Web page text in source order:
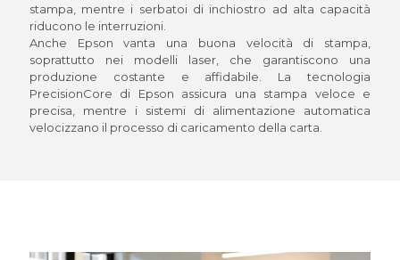
stampa, mentre i serbatoi di inchiostro ad alta capacità
riducono le interruzioni.
Anche Epson vanta una buona velocità di stampa,
soprattutto nei modelli laser, che garantiscono una
produzione costante e affidabile. La tecnologia
PrecisionCore di Epson assicura una stampa veloce e
precisa, mentre i sistemi di alimentazione automatica
velocizzano il processo di caricamento della carta.